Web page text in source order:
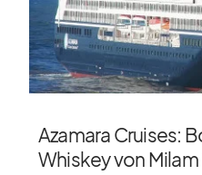
Azamara Cruises:
Whiskey von